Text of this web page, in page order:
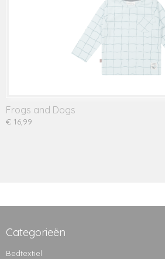
Frogs and Dogs
€ 16,99
Categorieën
Bedtextiel